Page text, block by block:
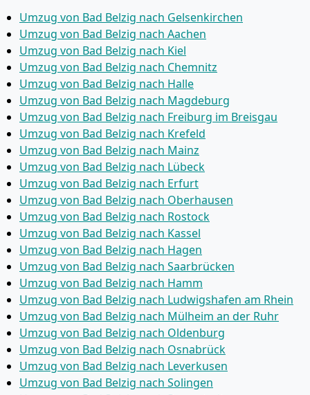
Umzug von Bad Belzig nach Gelsenkirchen
Umzug von Bad Belzig nach Aachen
Umzug von Bad Belzig nach Kiel
Umzug von Bad Belzig nach Chemnitz
Umzug von Bad Belzig nach Halle
Umzug von Bad Belzig nach Magdeburg
Umzug von Bad Belzig nach Freiburg im Breisgau
Umzug von Bad Belzig nach Krefeld
Umzug von Bad Belzig nach Mainz
Umzug von Bad Belzig nach Lübeck
Umzug von Bad Belzig nach Erfurt
Umzug von Bad Belzig nach Oberhausen
Umzug von Bad Belzig nach Rostock
Umzug von Bad Belzig nach Kassel
Umzug von Bad Belzig nach Hagen
Umzug von Bad Belzig nach Saarbrücken
Umzug von Bad Belzig nach Hamm
Umzug von Bad Belzig nach Ludwigshafen am Rhein
Umzug von Bad Belzig nach Mülheim an der Ruhr
Umzug von Bad Belzig nach Oldenburg
Umzug von Bad Belzig nach Osnabrück
Umzug von Bad Belzig nach Leverkusen
Umzug von Bad Belzig nach Solingen